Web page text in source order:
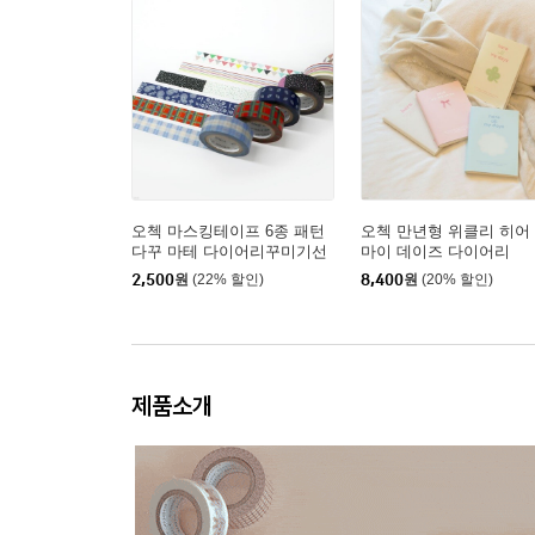
오첵 마스킹테이프 6종 패턴
다꾸 마테 다이어리꾸미기선
물포장 스티커
2,500원 (22% 할인)
오첵 만년형 위클리 히어
마이 데이즈 다이어리
8,400원 (20% 할인)
제품소개